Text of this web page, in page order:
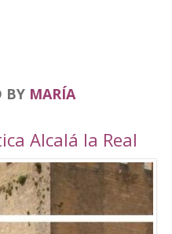
BY MARÍA
Alcalá la Real